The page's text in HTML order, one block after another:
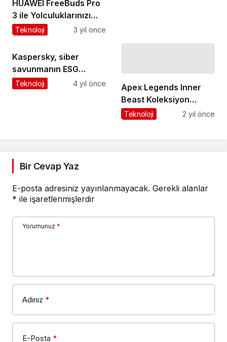
HUAWEI FreeBuds Pro
3 ile Yolculuklarınızı
İyileştirin
Teknoloji 3 yıl önce
Kaspersky, siber
savunmanın ESG
stratejisinin kritik bir
Teknoloji 4 yıl önce
Apex Legends Inner
Beast Koleksiyon
Etkinliği Duyuruldu
Teknoloji 2 yıl önce
Bir Cevap Yaz
E-posta adresiniz yayınlanmayacak. Gerekli alanlar
* ile işaretlenmişlerdir
Yorumunuz *
Adınız *
E-Posta *